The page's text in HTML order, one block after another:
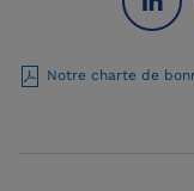
Notre charte de